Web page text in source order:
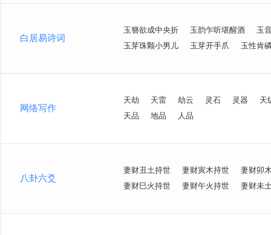
白居易诗词
玉簪欲成中央折 玉韵乍听堪醒酒
玉
玉芽珠颗小男儿
玉芽开手爪 玉性肯
网络写作
天劫 天雷 劫云 灵石 灵器
天
天品
地品 人品
八卦六爻
妻财丑土持世 妻财寅木持世
妻财卯
妻财巳火持世
妻财午火持世 妻财未